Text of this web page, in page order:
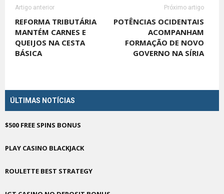
Artigo anterior
REFORMA TRIBUTÁRIA
MANTÉM CARNES E
QUEIJOS NA CESTA
BÁSICA
Próximo artigo
POTÊNCIAS OCIDENTAIS
ACOMPANHAM
FORMAÇÃO DE NOVO
GOVERNO NA SÍRIA
ÚLTIMAS NOTÍCIAS
$500 FREE SPINS BONUS
PLAY CASINO BLACKJACK
ROULETTE BEST STRATEGY